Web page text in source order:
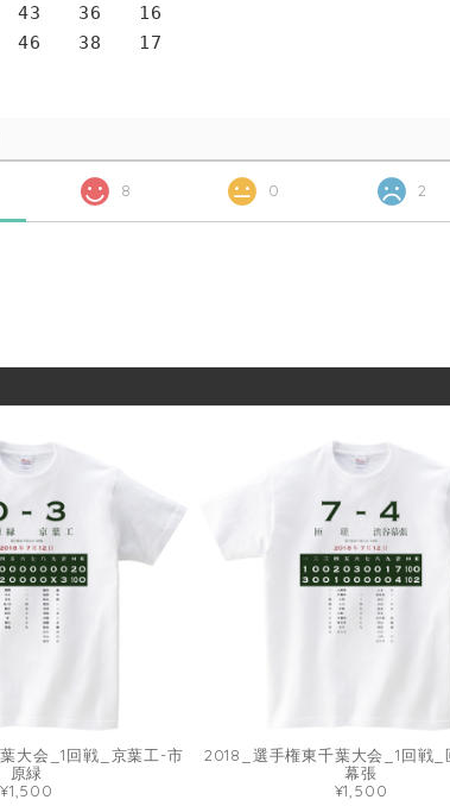
43 36 16
46 38 17
8 0 2
大会_1回戦_京葉工-市
原緑
¥1,500
2018_選手権東千葉大会_1回戦_
幕張
¥1,500